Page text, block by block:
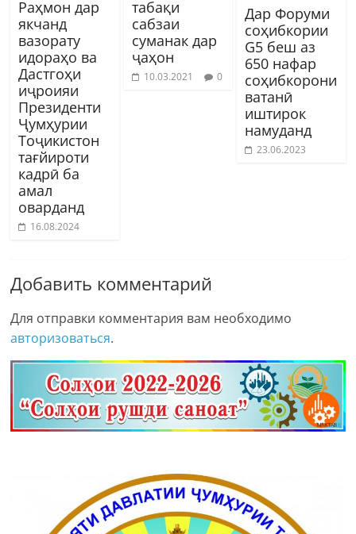
Раҳмон дар
якчанд
вазорату
идораҳо ва
Дастгоҳи
иҷроияи
Президенти
Ҷумҳурии
Тоҷикистон
тағйироти
кадрӣ ба
амал
оварданд
16.08.2024
табақи
сабзаи
суманак дар
ҷаҳон
10.03.2021 0
Дар Форуми
соҳибкории
G5 беш аз
650 нафар
соҳибкорони
ватанӣ
иштирок
намуданд
23.06.2023
Добавить комментарий
Для отправки комментария вам необходимо
авторизоваться.